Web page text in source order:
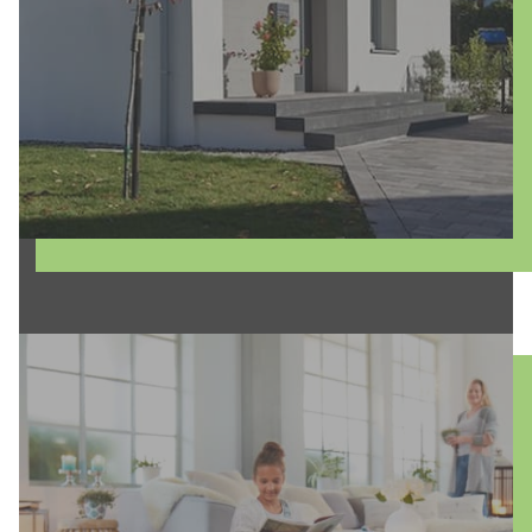
Fassadengestaltung und verleihen Sie
Ihrem Gebäude neuen Glanz!
mehr erfahren
Entdecken Sie unsere
Fußbodenbelagarbeiten und lassen Sie Ihr